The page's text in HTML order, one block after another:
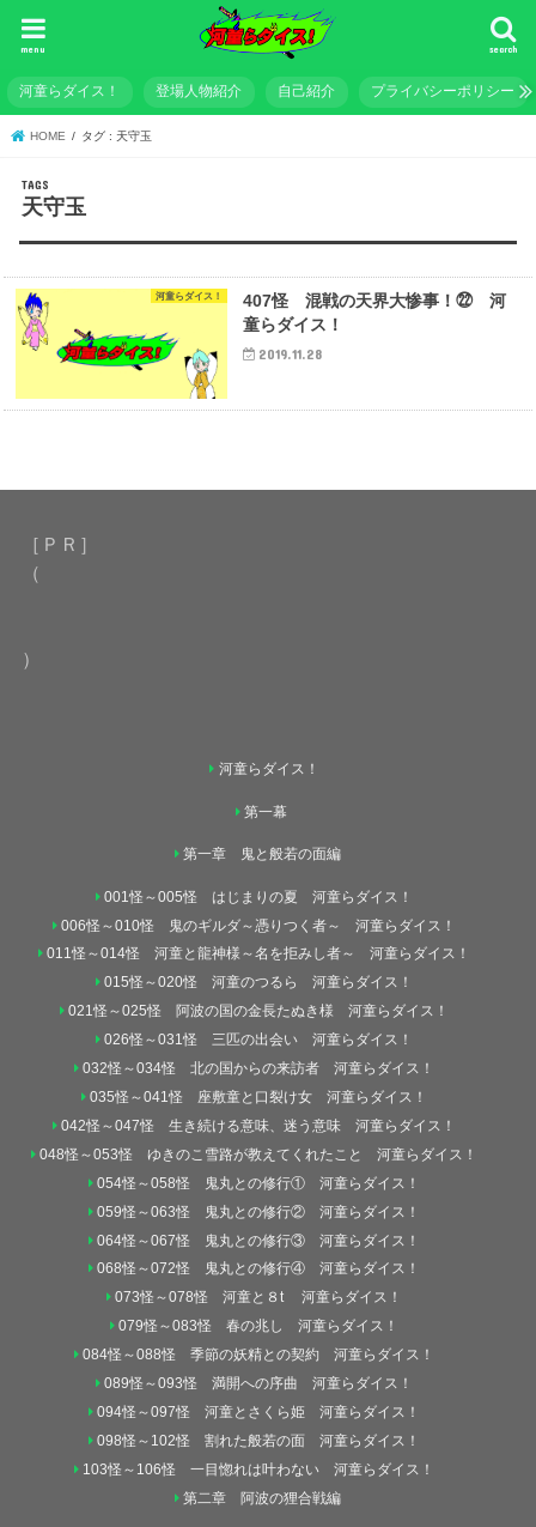
search
menu
河童らダイス！ 登場人物紹介 自己紹介 プライバシーポリシー
HOME タグ : 天守玉
天守玉
河童らダイス！
407怪 混戦の天界大惨事！㉒ 河
童らダイス！
2019.11.28
［ＰＲ］
（
）
河童らダイス！
第一幕
第一章 鬼と般若の面編
001怪～005怪 はじまりの夏 河童らダイス！
006怪～010怪 鬼のギルダ～憑りつく者～ 河童らダイス！
011怪～014怪 河童と龍神様～名を拒みし者～ 河童らダイス！
015怪～020怪 河童のつるら 河童らダイス！
021怪～025怪 阿波の国の金長たぬき様 河童らダイス！
026怪～031怪 三匹の出会い 河童らダイス！
032怪～034怪 北の国からの来訪者 河童らダイス！
035怪～041怪 座敷童と口裂け女 河童らダイス！
042怪～047怪 生き続ける意味、迷う意味 河童らダイス！
048怪～053怪 ゆきのこ雪路が教えてくれたこと 河童らダイス！
054怪～058怪 鬼丸との修行① 河童らダイス！
059怪～063怪 鬼丸との修行② 河童らダイス！
064怪～067怪 鬼丸との修行③ 河童らダイス！
068怪～072怪 鬼丸との修行④ 河童らダイス！
073怪～078怪 河童と８t 河童らダイス！
079怪～083怪 春の兆し 河童らダイス！
084怪～088怪 季節の妖精との契約 河童らダイス！
089怪～093怪 満開への序曲 河童らダイス！
094怪～097怪 河童とさくら姫 河童らダイス！
098怪～102怪 割れた般若の面 河童らダイス！
103怪～106怪 一目惚れは叶わない 河童らダイス！
第二章 阿波の狸合戦編